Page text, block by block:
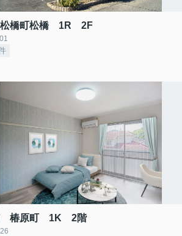
松橋町松橋 1R 2F
椿原町 1K 2階